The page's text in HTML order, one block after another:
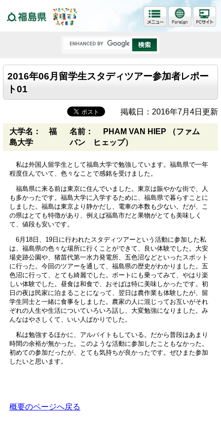
2016年06月留学生スタディツアー参加者レポー
ト01
掲載日：2016年7月4日更新
大学名： 福
島大学
名前： PHAM VAN HIEP （ファム
バン ヒェップ）
私は外国人留学生として福島大学で勉強しています。福島県で一年
程度住んでいて、色々なことで感銘を受けました。
福島県に来る前は東京に住んでいました。東京は賑やかな街で、人
も多かったです。福島大学に入学するために、福島県で暮らすことに
しました。福島は東京より静かだし、電車の本数も少ない。だが、こ
の県はとても特徴があり、例えば福島市だと果物がとても美味しく
て、値段も安いです。
6月18日、19日に行われたスタディツアーという活動に参加した私
は、福島県の色々な場所に行くことができて、良い体験でした。大安
場史跡公園や、猪苗代第一水力発電所、五色沼などといったスポット
に行った。今回のツアーを通して、福島県の歴史がわかりました。五
色沼に行って、とても綺麗でした。ボートにも乗ってみて、やはり楽
しい体験でした。昼食は和食で、おそばは特に美味しかったです。初
日の夜は民家に泊まることになって、翌日は農作業も体験したが、留
学生同士と一緒に食事をしました。農家の人に混じってお互いがそれ
ぞれの人生や生活についていろいろ話し、大変勉強になりました。み
んなはやさしくて、いい人ばかりでした。
私は勉強するほかに、アルバイトもしている。だから普段はあまり
時間の余裕が無かった。このような活動に参加したこともなかった。
初めての参加だったが、とても気持ちが良かったです。ぜひまた参加
したいと思います。
概要のページへ戻る